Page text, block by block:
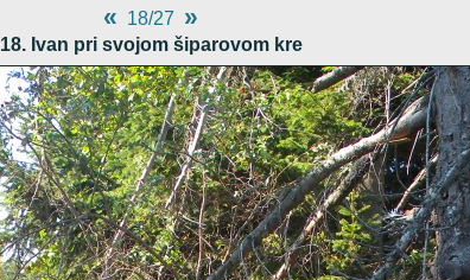
« 18/27 »
18. Ivan pri svojom šiparovom kre